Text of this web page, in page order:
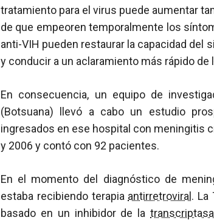
tratamiento para el virus puede aumentar
de que empeoren temporalmente los
anti-VIH pueden restaurar la capacidad del
y conducir a un aclaramiento más rápido de
En consecuencia, un equipo de
(Botsuana) llevó a cabo un estudio
ingresados en ese hospital con meningitis
y 2006 y contó con 92 pacientes.
En el momento del diagnóstico de
estaba recibiendo terapia antirretroviral . La
basado en un inhibidor de la